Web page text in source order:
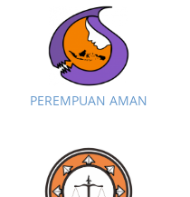
PEREMPUAN AMAN